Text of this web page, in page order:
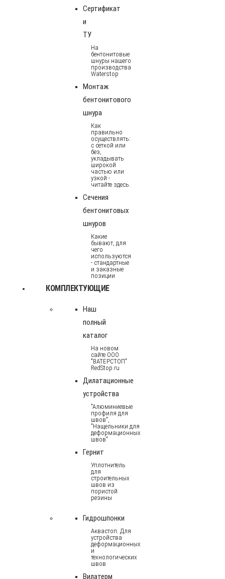
Сертификат
и
ТУ
На
бентонитовые
шнуры нашего
производства
Waterstop
Монтаж
бентонитового
шнура
Как
правильно
осуществлять:
с сеткой или
без,
укладывать
широкой
частью или
узкой -
читайте здесь.
Сечения
бентонитовых
шнуров
Какие
бывают, для
чего
используются
- стандартные
и заказные
позиции
КОМПЛЕКТУЮЩИЕ
Наш
полный
каталог
На новом
сайте ООО
"ВАТЕРСТОП"
RedStop.ru
Дилатационные
устройства
"Алюминиевые
профиля для
швов",
"Нащельники для
деформационных
швов"
Гернит
Уплотнитель
для
строительных
швов из
пористой
резины
Гидрошпонки
Аквастоп. Для
устройства
деформационных
и
технологических
швов
Вилатерм